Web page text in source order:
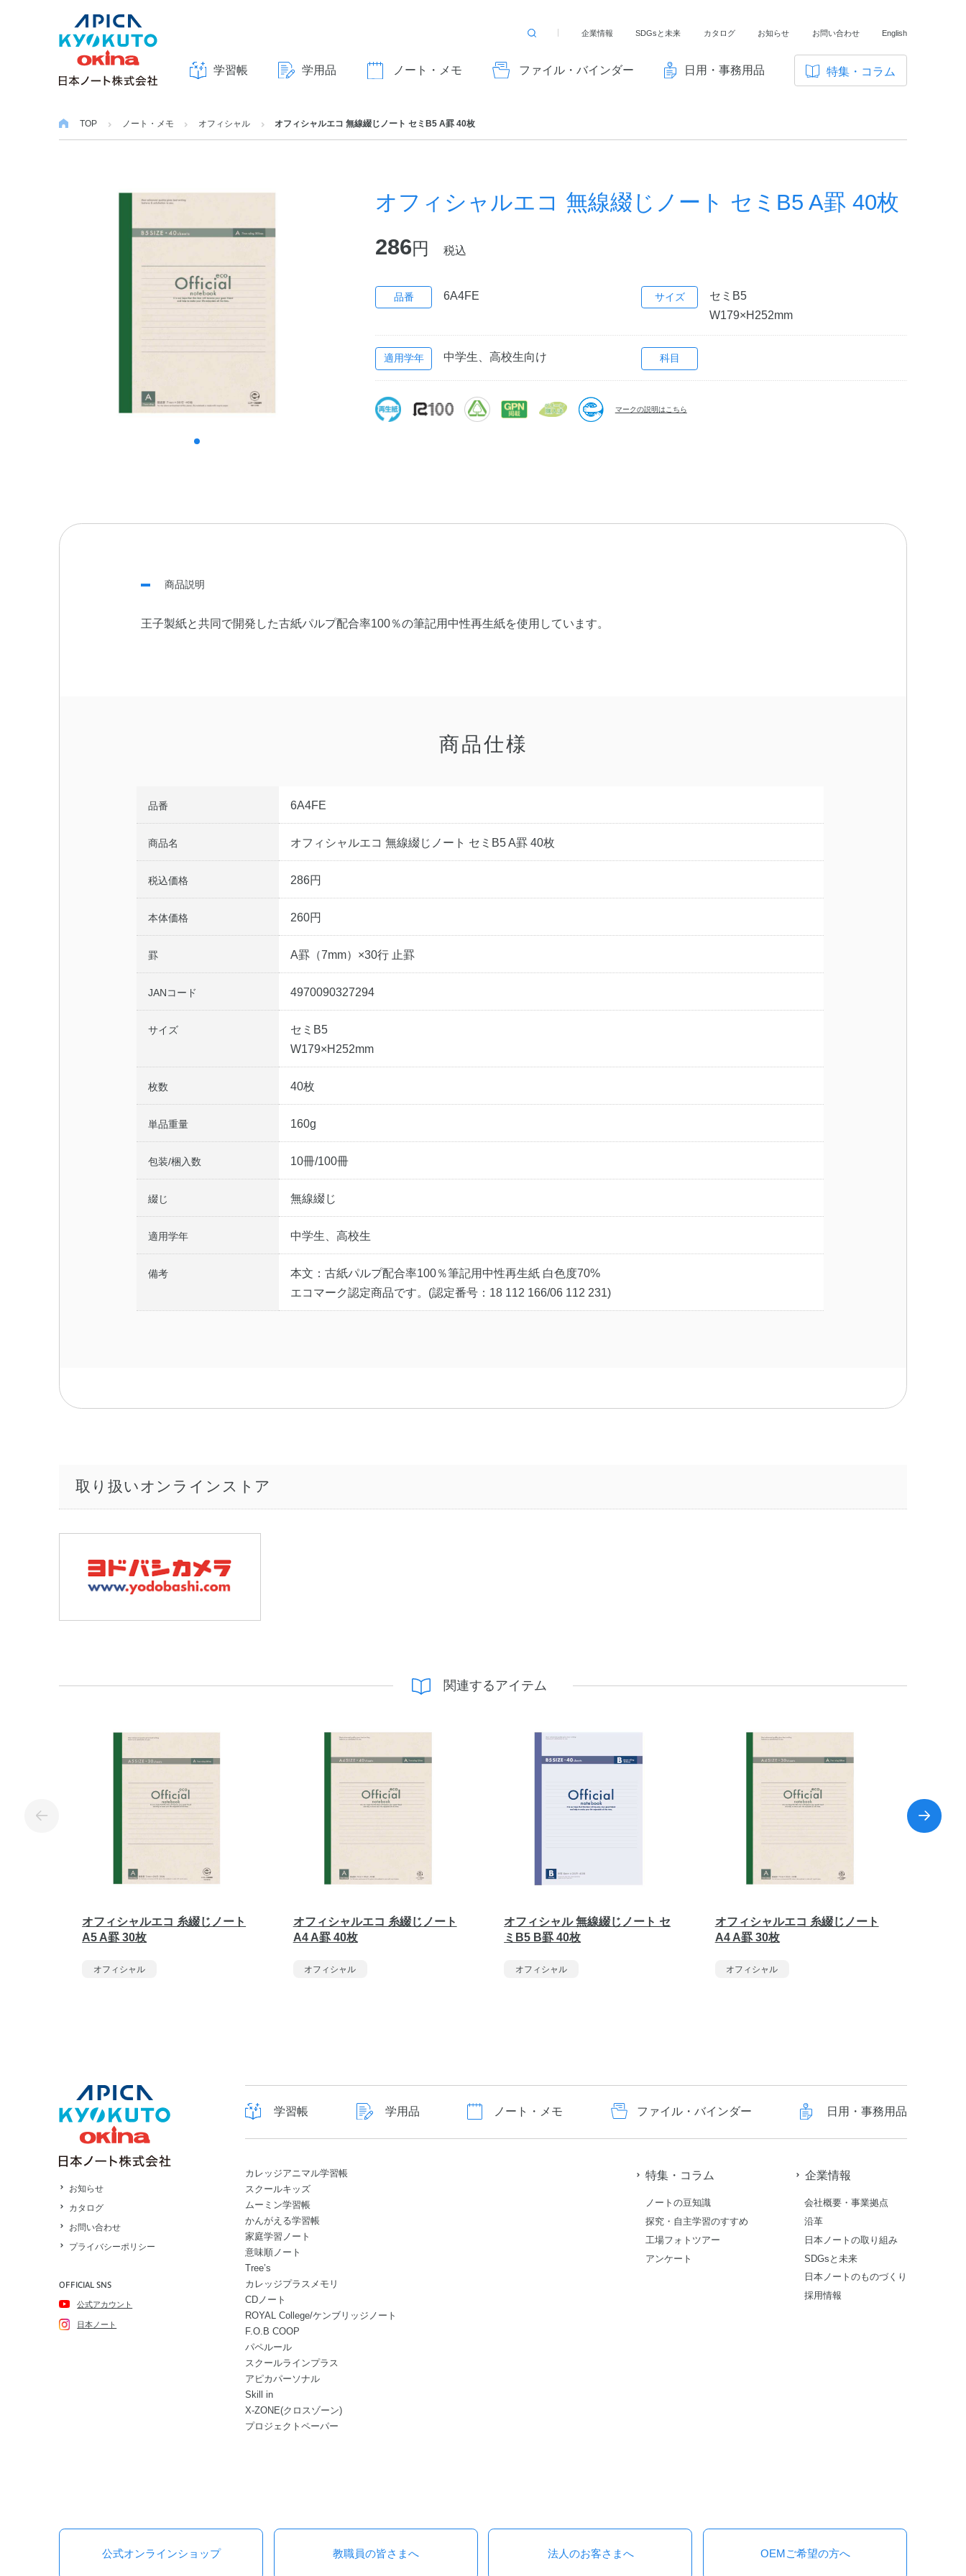
学習帳 学用品 ノート・メモ ファイル・バインダー 日用・事務用品 特集・コラム
アンケート
検
る
企業情報 SDGsと未来 カタログ お知らせ お問い合わせ English
TOP ノート・メモ オフィシャル オフィシャルエコ 無線綴じノート セミB5 A罫 40枚
オフィシャルエコ 無線綴じノート セミB5 A罫 40枚
286円 税込
品番 6A4FE サイズ
セミB5
W179×H252mm
適用学年 中学生、高校生向け 科目
マークの説明はこちら
商品説明
王子製紙と共同で開発した古紙パルプ配合率100％の筆記用中性再生紙を使用しています。
商品仕様
品番 6A4FE
商品名 オフィシャルエコ 無線綴じノート セミB5 A罫 40枚
税込価格 286円
本体価格 260円
罫 A罫（7mm）×30行 止罫
JANコード 4970090327294
サイズ
セミB5
W179×H252mm
枚数 40枚
単品重量 160g
包装/梱入数 10冊/100冊
綴じ 無線綴じ
適用学年 中学生、高校生
備考
本文：古紙パルプ配合率100％筆記用中性再生紙 白色度70%
エコマーク認定商品です。(認定番号：18 112 166/06 112 231)
取り扱いオンラインストア
関連するアイテム
オフィシャルエコ 糸綴じノート
A5 A罫 30枚
オフィシャル
オフィシャルエコ 糸綴じノート
A4 A罫 40枚
オフィシャル
オフィシャル 無線綴じノート セ
ミB5 B罫 40枚
オフィシャル
オフィシャルエコ 糸綴じノート
A4 A罫 30枚
オフィシャル
お知らせ
カタログ
お問い合わせ
プライバシーポリシー
OFFICIAL SNS
公式アカウント
日本ノート
学習帳 学用品 ノート・メモ ファイル・バインダー 日用・事務用品
カレッジアニマル学習帳
スクールキッズ
ムーミン学習帳
かんがえる学習帳
家庭学習ノート
意味順ノート
Tree’s
カレッジプラスメモリ
CDノート
ROYAL College/ケンブリッジノート
F.O.B COOP
パペルール
スクールラインプラス
アピカパーソナル
Skill in
X-ZONE(クロスゾーン)
プロジェクトペーパー
特集・コラム
ノートの豆知識
探究・自主学習のすすめ
工場フォトツアー
アンケート
企業情報
会社概要・事業拠点
沿革
日本ノートの取り組み
SDGsと未来
日本ノートのものづくり
採用情報
公式オンラインショップ 教職員の皆さまへ 法人のお客さまへ OEMご希望の方へ